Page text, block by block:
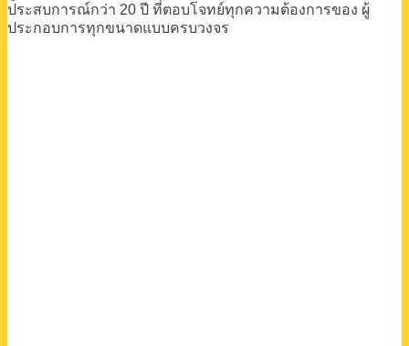
ประสบการณ์กว่า 20 ปี ที่ตอบโจทย์ทุกความต้องการของ ผู้
ประกอบการทุกขนาดแบบครบวงจร